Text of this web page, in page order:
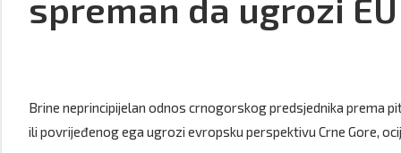
spreman da ugrozi
Brine neprincipijelan odnos crnogorskog predsjednika prema
ili povrijeđenog ega ugrozi evropsku perspektivu Crne Gore,